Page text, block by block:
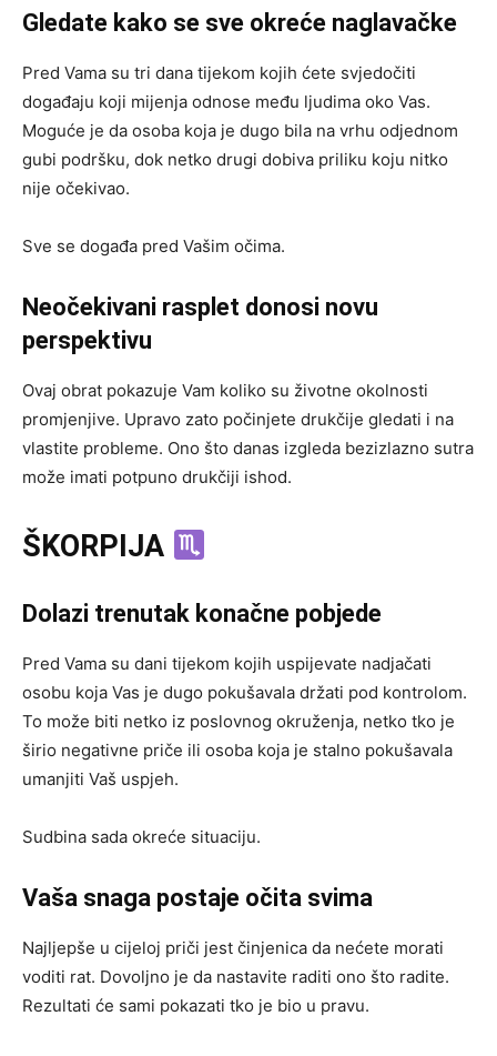
Gledate kako se sve okreće naglavačke
Pred Vama su tri dana tijekom kojih ćete svjedočiti
događaju koji mijenja odnose među ljudima oko Vas.
Moguće je da osoba koja je dugo bila na vrhu odjednom
gubi podršku, dok netko drugi dobiva priliku koju nitko
nije očekivao.
Sve se događa pred Vašim očima.
Neočekivani rasplet donosi novu
perspektivu
Ovaj obrat pokazuje Vam koliko su životne okolnosti
promjenjive. Upravo zato počinjete drukčije gledati i na
vlastite probleme. Ono što danas izgleda bezizlazno sutra
može imati potpuno drukčiji ishod.
ŠKORPIJA
Dolazi trenutak konačne pobjede
Pred Vama su dani tijekom kojih uspijevate nadjačati
osobu koja Vas je dugo pokušavala držati pod kontrolom.
To može biti netko iz poslovnog okruženja, netko tko je
širio negativne priče ili osoba koja je stalno pokušavala
umanjiti Vaš uspjeh.
Sudbina sada okreće situaciju.
Vaša snaga postaje očita svima
Najljepše u cijeloj priči jest činjenica da nećete morati
voditi rat. Dovoljno je da nastavite raditi ono što radite.
Rezultati će sami pokazati tko je bio u pravu.